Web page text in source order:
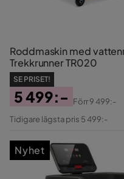
Roddmaskin med
Trekkrunner TR020
SE PRISET!
Pris
5 499:-
Original
Förr9 499:-
Tidigare lägsta pris 5 499:-
Nyhet